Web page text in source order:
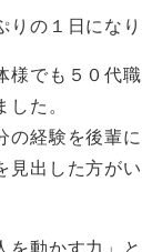
の１日になり
様でも５０代
た。
の経験を後輩
見出した方が
を動かす力」